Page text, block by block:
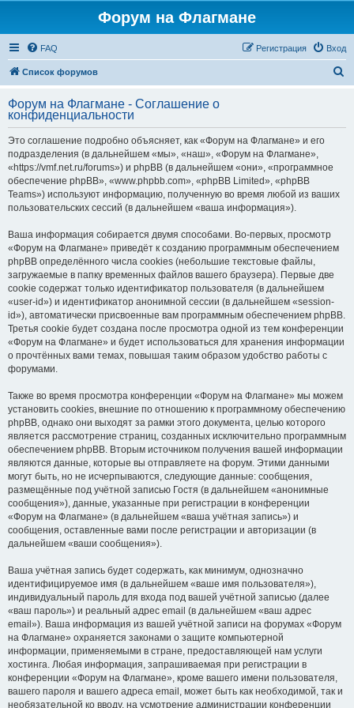
Форум на Флагмане
FAQ Вход
Регистрация
Список форумов
с
Форум на Флагмане - Соглашение о
конфиденциальности
Это соглашение подробно объясняет, как «Форум на Флагмане» и его
подразделения (в дальнейшем «мы», «наш», «Форум на Флагмане»,
«https://vmf.net.ru/forums») и phpBB (в дальнейшем «они», «программное
обеспечение phpBB», «www.phpbb.com», «phpBB Limited», «phpBB
Teams») используют информацию, полученную во время любой из ваших
пользовательских сессий (в дальнейшем «ваша информация»).
Ваша информация собирается двумя способами. Во-первых, просмотр
«Форум на Флагмане» приведёт к созданию программным обеспечением
phpBB определённого числа cookies (небольшие текстовые файлы,
загружаемые в папку временных файлов вашего браузера). Первые две
cookie содержат только идентификатор пользователя (в дальнейшем
«user-id») и идентификатор анонимной сессии (в дальнейшем «session-
id»), автоматически присвоенные вам программным обеспечением phpBB.
Третья cookie будет создана после просмотра одной из тем конференции
«Форум на Флагмане» и будет использоваться для хранения информации
о прочтённых вами темах, повышая таким образом удобство работы с
форумами.
Также во время просмотра конференции «Форум на Флагмане» мы можем
установить cookies, внешние по отношению к программному обеспечению
phpBB, однако они выходят за рамки этого документа, целью которого
является рассмотрение страниц, созданных исключительно программным
обеспечением phpBB. Вторым источником получения вашей информации
являются данные, которые вы отправляете на форум. Этими данными
могут быть, но не исчерпываются, следующие данные: сообщения,
размещённые под учётной записью Гостя (в дальнейшем «анонимные
сообщения»), данные, указанные при регистрации в конференции
«Форум на Флагмане» (в дальнейшем «ваша учётная запись») и
сообщения, оставленные вами после регистрации и авторизации (в
дальнейшем «ваши сообщения»).
Ваша учётная запись будет содержать, как минимум, однозначно
идентифицируемое имя (в дальнейшем «ваше имя пользователя»),
индивидуальный пароль для входа под вашей учётной записью (далее
«ваш пароль») и реальный адрес email (в дальнейшем «ваш адрес
email»). Ваша информация из вашей учётной записи на форумах «Форум
на Флагмане» охраняется законами о защите компьютерной
информации, применяемыми в стране, предоставляющей нам услуги
хостинга. Любая информация, запрашиваемая при регистрации в
конференции «Форум на Флагмане», кроме вашего имени пользователя,
вашего пароля и вашего адреса email, может быть как необходимой, так и
необязательной ко вводу, на усмотрение администрации конференции